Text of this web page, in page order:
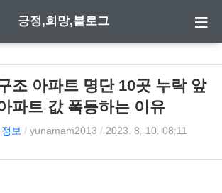
긍정,희망,블로그
조 아파트 명단 10곳 누락 앞
파트 값 폭등하는 이유
보 / yunamam2013 / 2023. 8. 10. 08:11